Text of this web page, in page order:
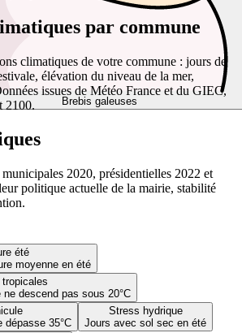
Brebis galeuses
été
moyenne en été
tropicales
descend pas sous 20°C
dépasse 35°C
Stress hydrique
Jours avec sol sec en été
par commune
climatiques de votre commune : jours de
élévation du niveau de la mer,
issues de Météo France et du GIEC,
2100.
2020, présidentielles 2022 et
politique actuelle de la mairie, stabilité